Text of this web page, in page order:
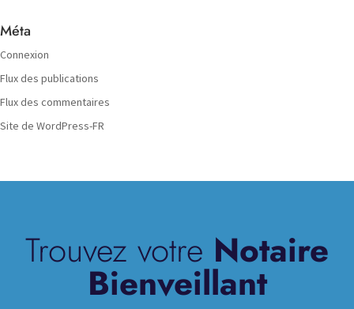
Méta
Connexion
Flux des publications
Flux des commentaires
Site de WordPress-FR
Trouvez votre Notaire
Bienveillant